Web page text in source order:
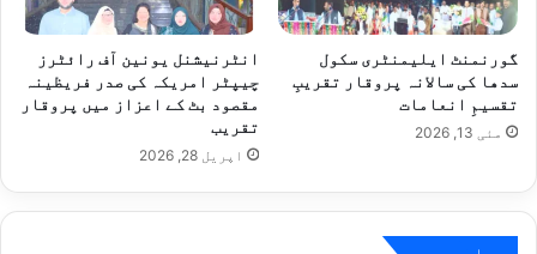
گورنمنٹ ایلیمنٹری سکول
سدھا کی سالانہ پروقار تقریبِ
تقسیمِ انعامات
مئی 13, 2026
انٹرنیشنل یونین آف رائٹرز
چیپٹر امریکہ کی صدر فریظینہ
مقصود بٹ کے اعزاز میں پروقار
تقریب
اپریل 28, 2026